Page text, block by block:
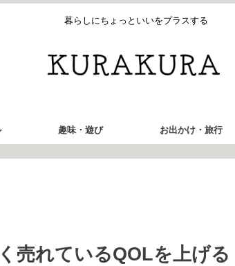
暮らしにちょっといいをプラスする
趣味・遊び お出かけ・旅行
売れているQOLを上げる